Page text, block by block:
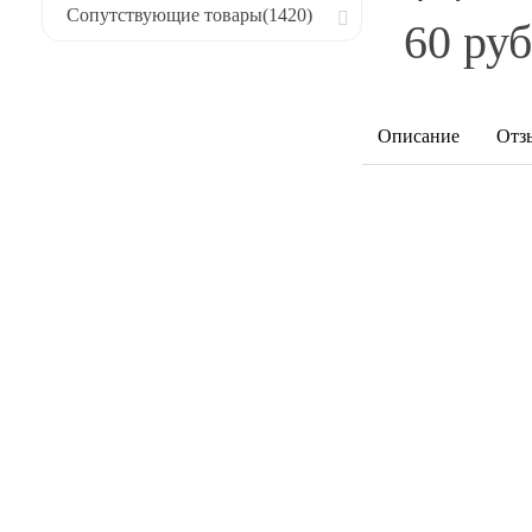
Сопутствующие товары(1420)
60
Описание